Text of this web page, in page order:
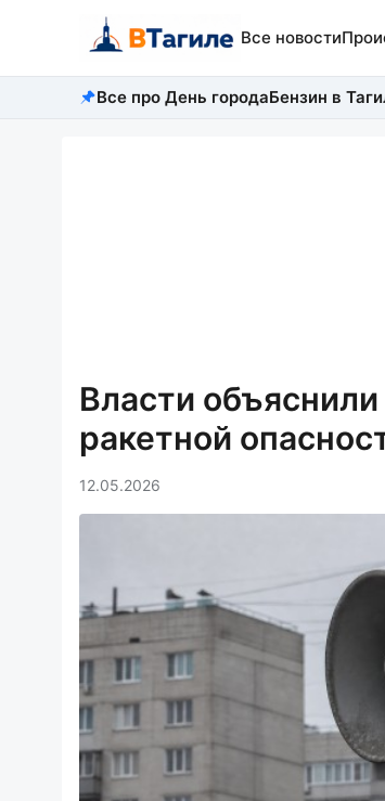
Все новости
Все про День городаБензин в
Власти
ракетной
12.05.2026